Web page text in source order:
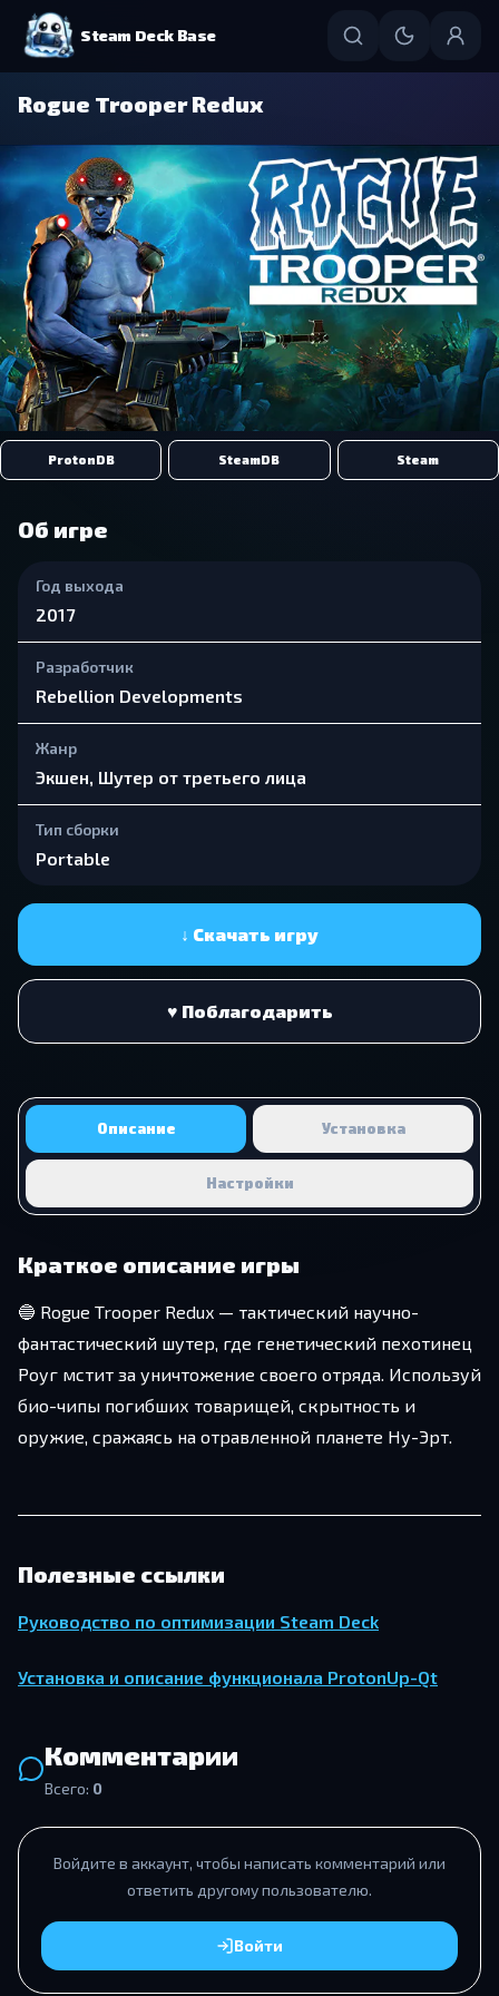
Steam Deck Base
Rogue Trooper Redux
ProtonDB SteamDB Steam
Об игре
Год выхода
2017
Разработчик
Rebellion Developments
Жанр
Экшен, Шутер от третьего лица
Тип сборки
Portable
↓ Скачать игру
♥ Поблагодарить
Описание Установка
Настройки
Краткое описание игры
🔵 Rogue Trooper Redux — тактический научно-
фантастический шутер, где генетический пехотинец
Роуг мстит за уничтожение своего отряда. Используй
био-чипы погибших товарищей, скрытность и
оружие, сражаясь на отравленной планете Ну-Эрт.
Полезные ссылки
Ру­ко­вод­ство по оп­ти­ми­за­ции Steam Deck
Уста­нов­ка и опи­са­ние функ­ци­о­на­ла ProtonUp-Qt
Комментарии
Всего: 0
Войдите в аккаунт, чтобы написать комментарий или
ответить другому пользователю.
Войти